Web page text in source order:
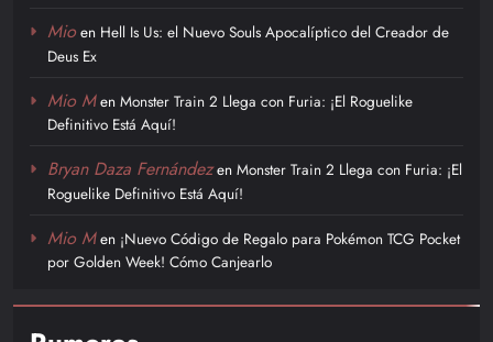
Mioen Hell Is Us: el Nuevo Souls Apocalíptico del Creador de
Deus Ex
Mio Men Monster Train 2 Llega con Furia: ¡El Roguelike
Definitivo Está Aquí!
Bryan Daza Fernándezen Monster Train 2 Llega con Furia: ¡El
Roguelike Definitivo Está Aquí!
Mio Men ¡Nuevo Código de Regalo para Pokémon TCG Pocket
por Golden Week! Cómo Canjearlo